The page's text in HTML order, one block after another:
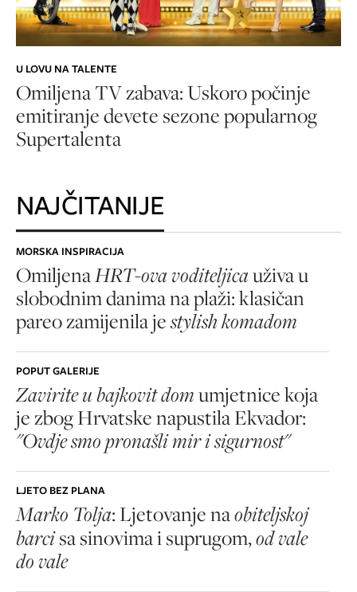
U LOVU NA TALENTE
Omiljena TV zabava: Uskoro počinje
emitiranje devete sezone popularnog
Supertalenta
NAJČITANIJE
MORSKA INSPIRACIJA
Omiljena HRT-ova voditeljicauživa u
slobodnim danima na plaži: klasičan
pareo zamijenila jestylish komadom
POPUT GALERIJE
Zavirite u bajkovit domumjetnice koja
je zbog Hrvatske napustila Ekvador:
"Ovdje smo pronašli mir i sigurnost"
LJETO BEZ PLANA
Marko Tolja: Ljetovanje naobiteljskoj
barcisa sinovima i suprugom,od vale
do vale